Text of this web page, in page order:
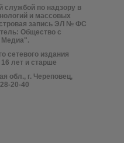
службой по надзору в
и массовых
запись ЭЛ № ФС
Общество с
Медиа".
сетевого издания
лет и старше
обл., г. Череповец,
20-40